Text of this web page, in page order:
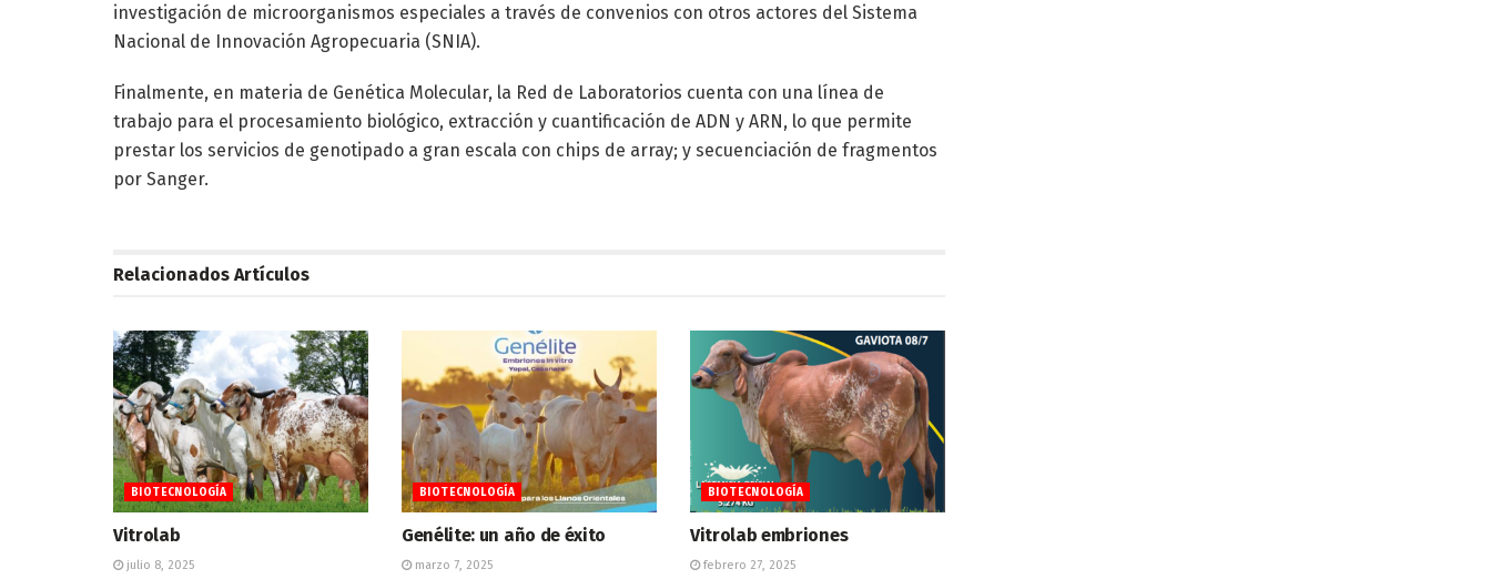
investigación de microorganismos especiales a través de convenios con otros actores del Sistema
Nacional de Innovación Agropecuaria (SNIA).
Finalmente, en materia de Genética Molecular, la Red de Laboratorios cuenta con una línea de
trabajo para el procesamiento biológico, extracción y cuantificación de ADN y ARN, lo que permite
prestar los servicios de genotipado a gran escala con chips de array; y secuenciación de fragmentos
por Sanger.
Relacionados Artículos
BIOTECNOLOGÍA
Vitrolab
julio 8, 2025
BIOTECNOLOGÍA
Genélite: un año de éxito
marzo 7, 2025
BIOTECNOLOGÍA
Vitrolab embriones
febrero 27, 2025